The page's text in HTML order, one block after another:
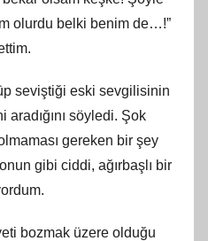
olurdu belki benim de…!”
seviştiği eski sevgilisinin
söyledi. Şok
gereken bir şey
gibi ciddi, ağırbaşlı bir
bozmak üzere olduğu